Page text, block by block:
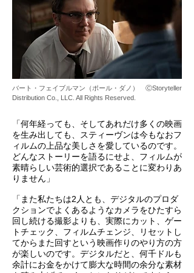
バート・フェイブルマン（ポール・ダノ） ⒸStoryteller
Distribution Co., LLC. All Rights Reserved.
「何年経っても、そしてあれだけ多くの映画
を生み出しても、スティーヴンは今もなおフ
ィルムの上品な美しさを愛しているのです。
どんなストーリーを語るにせよ、フィルムが
素晴らしい芸術的選択であることに変わりあ
りません」
「また私たちは2人とも、デジタルのプロダ
クションでよくあるようなカメラをひたすら
回し続ける撮影よりも、実際にカット、ゲー
トチェック、フィルムチェンジ、リセットし
てからまた回すという映画作りのやり方の方
が楽しいのです。デジタルだと、何千ドルも
余計にお金をかけて膨大な時間の余分な素材